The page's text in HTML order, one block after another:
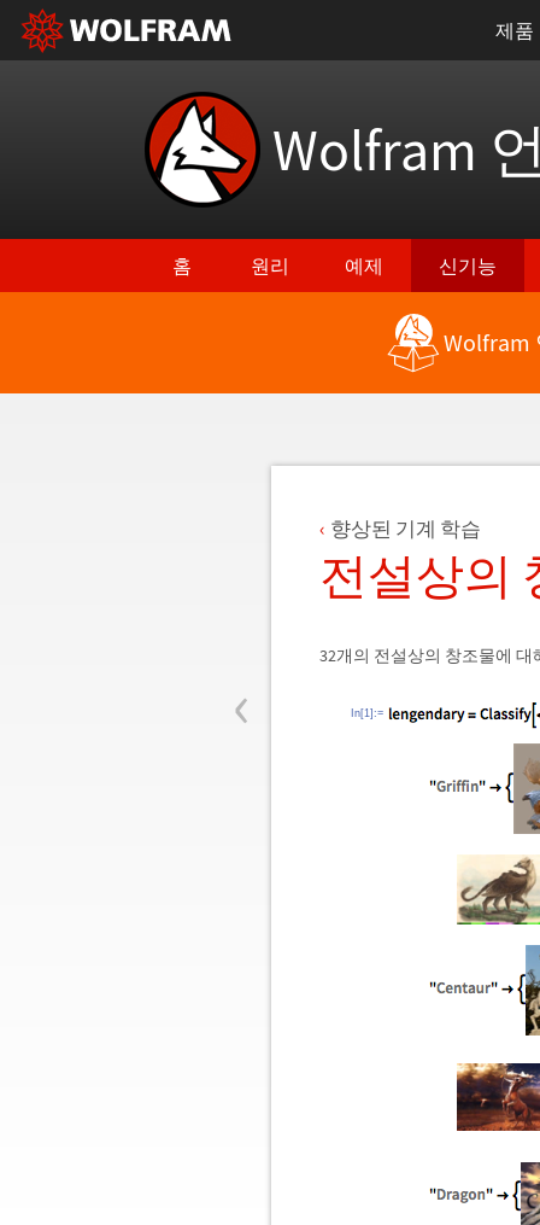
제품
Wolfram
홈 원리 예제 신기능
Wolfram
‹
향상된 기계 학습
전설상의
32개의 전설상의 창조물에
In[1]:=